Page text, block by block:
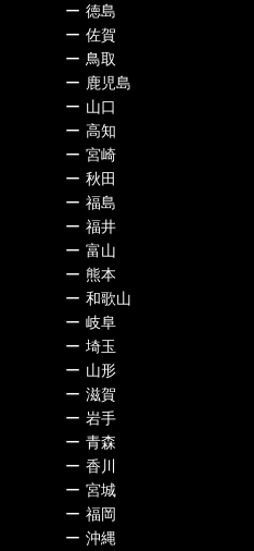
ー 徳島
ー 佐賀
ー 鳥取
ー 鹿児島
ー 山口
ー 高知
ー 宮崎
ー 秋田
ー 福島
ー 福井
ー 富山
ー 熊本
ー 和歌山
ー 岐阜
ー 埼玉
ー 山形
ー 滋賀
ー 岩手
ー 青森
ー 香川
ー 宮城
ー 福岡
ー 沖縄